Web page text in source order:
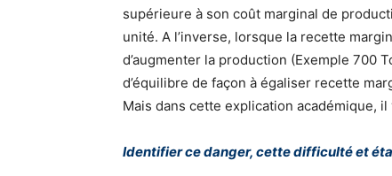
supérieure à son coût marginal de
unité. A l’inverse, lorsque la recette
d’augmenter la production (Exemple 700
d’équilibre de façon à égaliser recette
Mais dans cette explication académique,
Identifier ce danger, cette difficulté et